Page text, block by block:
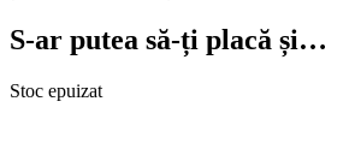
S-ar putea să-ți placă și…
Stoc epuizat